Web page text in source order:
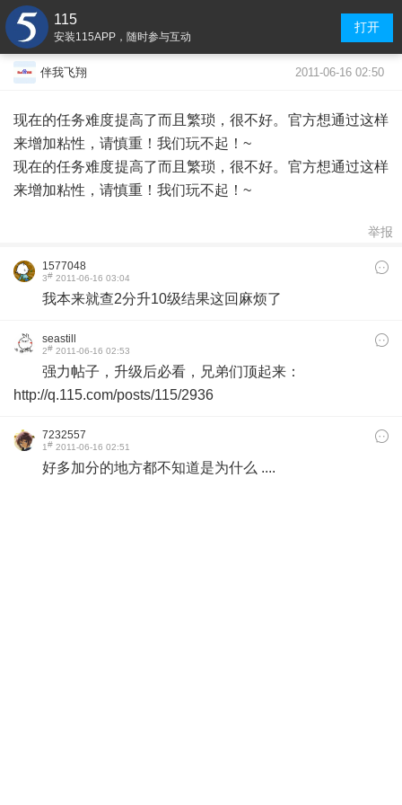
115
安装115APP，随时参与互动
打开
伴我飞翔 2011-06-16 02:50
现在的任务难度提高了而且繁琐，很不好。官方想通过这样
来增加粘性，请慎重！我们玩不起！~
现在的任务难度提高了而且繁琐，很不好。官方想通过这样
来增加粘性，请慎重！我们玩不起！~
举报
1577048
3# 2011-06-16 03:04
我本来就查2分升10级结果这回麻烦了
seastill
2# 2011-06-16 02:53
强力帖子，升级后必看，兄弟们顶起来：
http://q.115.com/posts/115/2936
7232557
1# 2011-06-16 02:51
好多加分的地方都不知道是为什么 ....